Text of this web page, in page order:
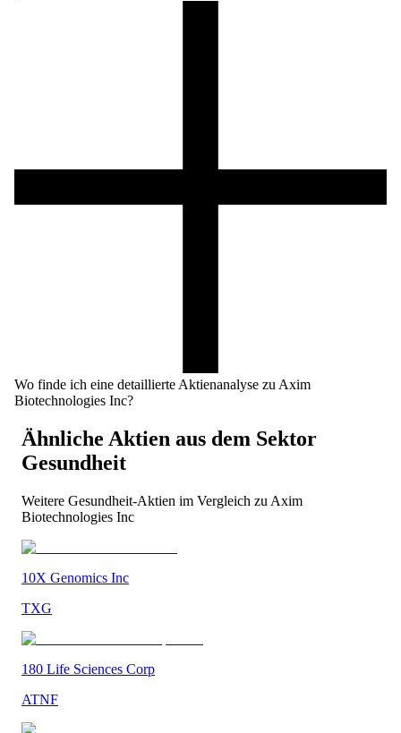
Wo finde ich eine detaillierte Aktienanalyse zu Axim
Biotechnologies Inc?
Ähnliche Aktien aus dem Sektor
Gesundheit
Weitere Gesundheit-Aktien im Vergleich zu Axim
Biotechnologies Inc
10X Genomics Inc
TXG
180 Life Sciences Corp
ATNF